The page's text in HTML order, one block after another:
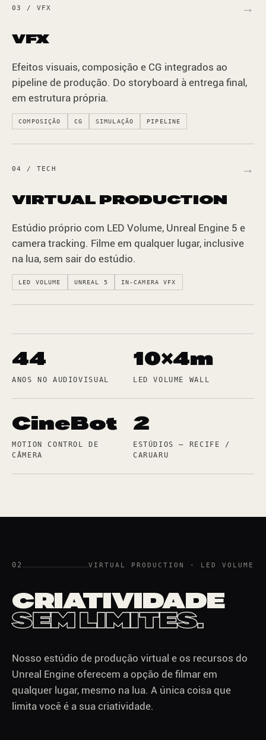
03 / VFX
VFX
Efeitos visuais, composição e CG integrados ao
pipeline de produção. Do storyboard à entrega final,
em estrutura própria.
COMPOSIÇÃO CG SIMULAÇÃO PIPELINE
→
04 / TECH
VIRTUAL PRODUCTION
Estúdio próprio com LED Volume, Unreal Engine 5 e
camera tracking. Filme em qualquer lugar, inclusive
na lua, sem sair do estúdio.
LED VOLUME UNREAL 5 IN-CAMERA VFX
→
44
ANOS NO AUDIOVISUAL
10×4m
LED VOLUME WALL
CineBot
MOTION CONTROL DE
CÂMERA
2
ESTÚDIOS — RECIFE /
CARUARU
02 VIRTUAL PRODUCTION · LED VOLUME
CRIATIVIDADE
SEM LIMITES.
Nosso estúdio de produção virtual e os recursos do
Unreal Engine oferecem a opção de filmar em
qualquer lugar, mesmo na lua. A única coisa que
limita você é a sua criatividade.